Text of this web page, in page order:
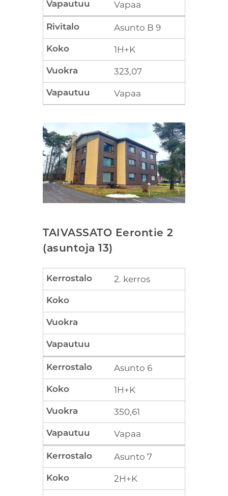
Vapaa
Asunto B 9
1H+K
323,07
Vapaa
TAIVASSATO Eerontie 2
(asuntoja 13)
2. kerros
Asunto 6
1H+K
350,61
Vapaa
Asunto 7
2H+K